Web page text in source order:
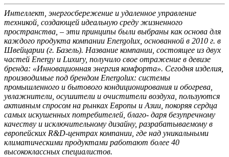
Интеллект, энергосбережение и удаленное управление
техникой, создающей идеальную среду жизненного
пространства, – эти принципы были выбраны как основа для
каждого продукта компании Energolux, основанной в 2010 г. в
Швейцарии (г. Базель). Название компании, состоящее из двух
частей Energy и Luxury, получило свое отражение в девизе
бренда: «Инновационная энергия комфорта». Сегодня изделия,
производимые под брендом Energolux: системы
промышленного и бытового кондиционирования и обогрева,
увлажнители, осушители и очистители воздуха, пользуются
активным спросом на рынках Европы и Азии, покоряя сердца
самых искушенных потребителей, благо- даря безупречному
качеству и исключительному дизайну, разрабатываемому в
европейских R&D-центрах компании, где над уникальными
климатическими продуктами работают более 40
высококлассных специалистов.